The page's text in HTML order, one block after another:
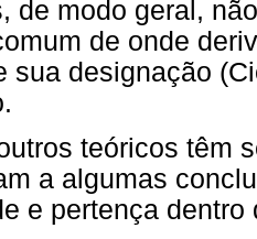
de modo geral,
de onde
sua designação
teóricos têm
a algumas
e pertença